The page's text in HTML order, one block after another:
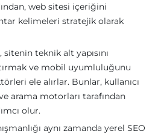
web sitesi içeriğini
kelimeleri stratejik olarak
sitenin teknik alt yapısını
ve mobil uyumluluğunu
ele alırlar. Bunlar, kullanıcı
arama motorları tarafından
olur.
aynı zamanda yerel SEO